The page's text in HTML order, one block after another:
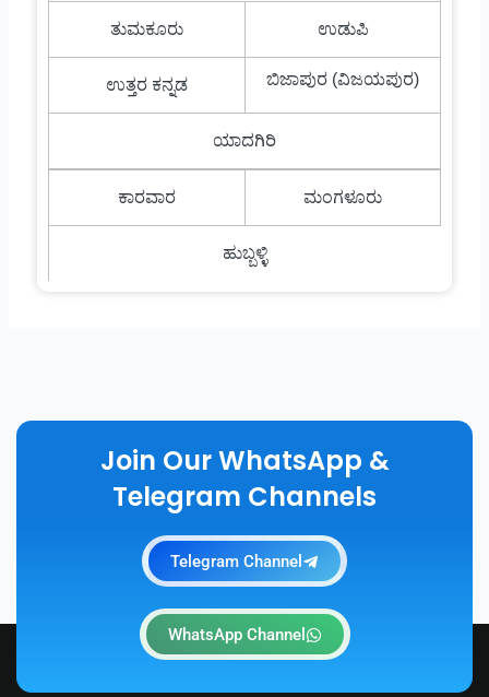
ತುಮಕೂರು ಉಡುಪಿ
ಉತ್ತರ ಕನ್ನಡ ಬಿಜಾಪುರ (ವಿಜಯಪುರ)
ಯಾದಗಿರಿ
ಕಾರವಾರ ಮಂಗಳೂರು
ಹುಬ್ಬಳ್ಳಿ
Join Our WhatsApp &
Telegram Channels
Telegram Channel
WhatsApp Channel